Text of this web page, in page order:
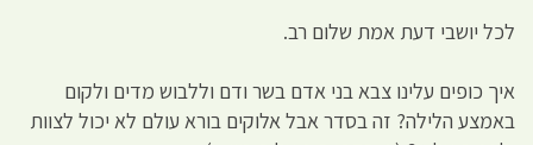
לכל יושבי דעת אמת שלום רב.
איך כופים עלינו צבא בני אדם בשר ודם וללבוש מדים ולקום
באמצע הלילה? זה בסדר אבל אלוקים בורא עולם לא יכול לצוות